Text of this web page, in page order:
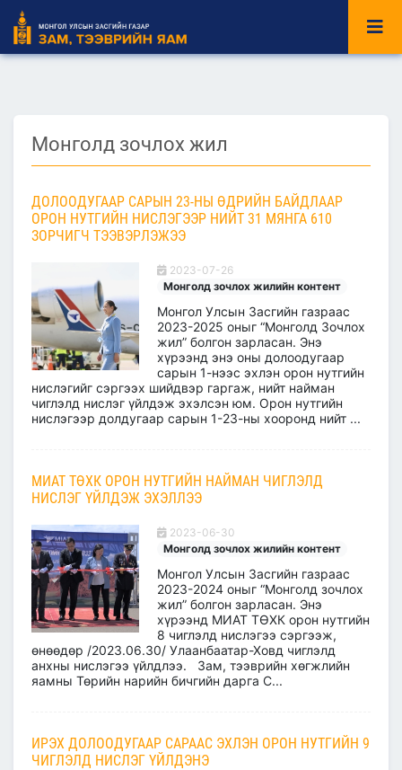
Монголд зочлох жил
ДОЛООДУГААР САРЫН 23-НЫ ӨДРИЙН БАЙДЛААР
ОРОН НУТГИЙН НИСЛЭГЭЭР НИЙТ 31 МЯНГА 610
ЗОРЧИГЧ ТЭЭВЭРЛЭЖЭЭ
2023-07-26
Монголд зочлох жилийн контент
Монгол Улсын Засгийн газраас
2023-2025 оныг “Монголд Зочлох
жил” болгон зарласан. Энэ
хүрээнд энэ оны долоодугаар
сарын 1-нээс эхлэн орон нутгийн
нислэгийг сэргээх шийдвэр гаргаж, нийт найман
чиглэлд нислэг үйлдэж эхэлсэн юм. Орон нутгийн
нислэгээр долдугаар сарын 1-23-ны хооронд нийт ...
МИАТ ТӨХК ОРОН НУТГИЙН НАЙМАН ЧИГЛЭЛД
НИСЛЭГ ҮЙЛДЭЖ ЭХЭЛЛЭЭ
2023-06-30
Монголд зочлох жилийн контент
Монгол Улсын Засгийн газраас
2023-2024 оныг “Монголд зочлох
жил” болгон зарласан. Энэ
хүрээнд МИАТ ТӨХК орон нутгийн
8 чиглэлд нислэгээ сэргээж,
өнөөдөр /2023.06.30/ Улаанбаатар-Ховд чиглэлд
анхны нислэгээ үйлдлээ. Зам, тээврийн хөгжлийн
яамны Төрийн нарийн бичгийн дарга С...
ИРЭХ ДОЛООДУГААР САРААС ЭХЛЭН ОРОН НУТГИЙН 9
ЧИГЛЭЛД НИСЛЭГ ҮЙЛДЭНЭ